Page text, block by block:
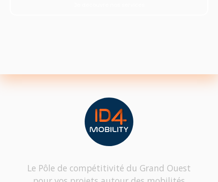
Le Pôle de compétitivité du Grand Ouest